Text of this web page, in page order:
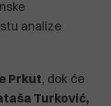
analize
Prkut, dok će
Turković,